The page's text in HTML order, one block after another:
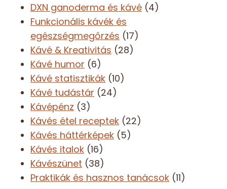
DXN ganoderma és kávé (4)
Funkcionális kávék és
egészségmegőrzés (17)
Kávé & Kreativitás (28)
Kávé humor (6)
Kávé statisztikák (10)
Kávé tudástár (24)
Kávépénz (3)
Kávés étel receptek (22)
Kávés háttérképek (5)
Kávés italok (16)
Kávészünet (38)
Praktikák és hasznos tanácsok (11)